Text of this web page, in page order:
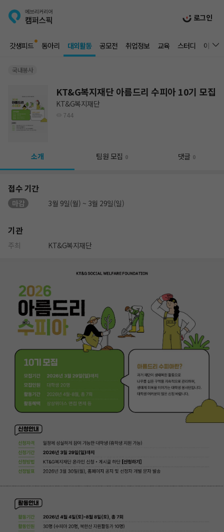
로그인
갓생피드 동아리 대외활동 공모전 취업정보 교육 스터디 이벤트
국내봉사
KT&G복지재단 아름드리 수피아 10기 모집
KT&G복지재단
744
소개 팀원 모집 0 댓글 0
접수 기간
마감 3월 9일(월) ~ 3월 29일(일)
기관
주최 KT&G복지재단